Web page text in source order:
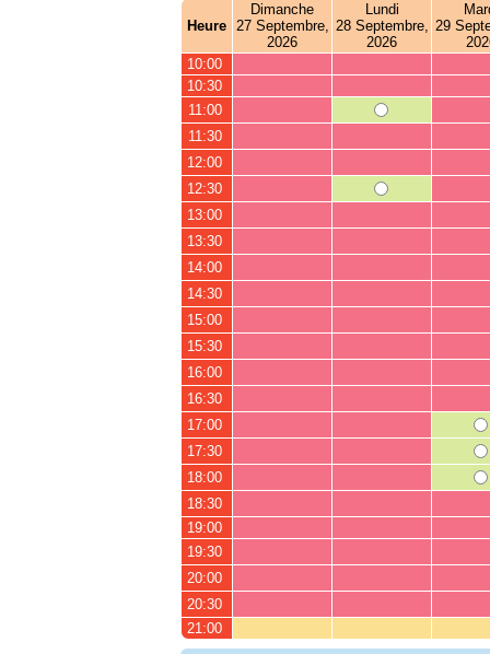
Heure
Dimanche
27 Septembre,
2026
Lundi
28 Septembre,
2026
29
10:00
10:30
11:00
11:30
12:00
12:30
13:00
13:30
14:00
14:30
15:00
15:30
16:00
16:30
17:00
17:30
18:00
18:30
19:00
19:30
20:00
20:30
21:00